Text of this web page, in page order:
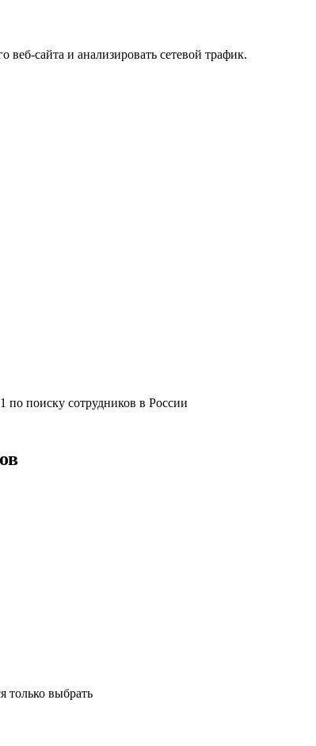
сайта и анализировать сетевой трафик.
по поиску сотрудников в России
только выбрать